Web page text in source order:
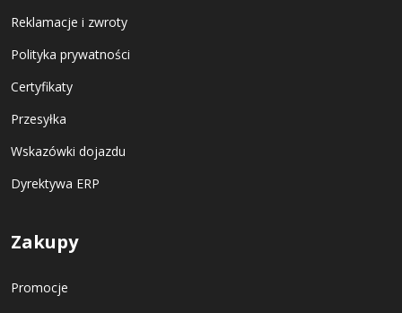
Reklamacje i zwroty
Polityka prywatności
Certyfikaty
Przesyłka
Wskazówki dojazdu
Dyrektywa ERP
Zakupy
Promocje